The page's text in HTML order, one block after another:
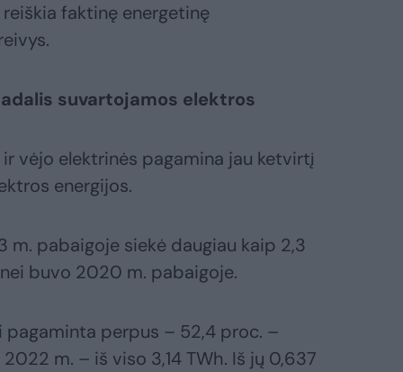
faktinę energetinę
suvartojamos elektros
vėjo elektrinės pagamina jau ketvirtį
energijos.
m. pabaigoje siekė daugiau kaip 2,3
buvo 2020 m. pabaigoje.
pagaminta perpus – 52,4 proc. –
m. – iš viso 3,14 TWh. Iš jų 0,637